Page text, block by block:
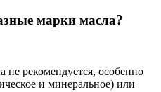
марки масла?
рекомендуется, особенно
и минеральное) или